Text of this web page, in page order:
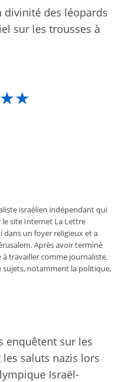
divinité des léopards
sur les trousses à
israélien indépendant qui
site Internet La Lettre
dans un foyer religieux et a
Après avoir terminé
à travailler comme journaliste.
sujets, notamment la politique,
enquêtent sur les
saluts nazis lors
Israël-